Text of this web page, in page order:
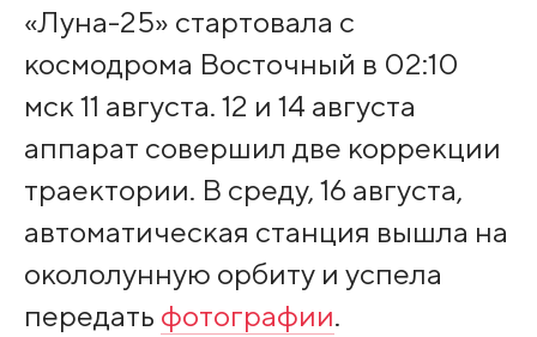
«Луна-25» стартовала с
космодрома Восточный в 02:10
мск 11 августа. 12 и 14 августа
аппарат совершил две коррекции
траектории. В среду, 16 августа,
автоматическая станция вышла на
окололунную орбиту и успела
передать фотографии.